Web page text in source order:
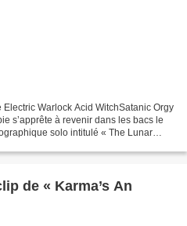
Warlock Acid WitchSatanic Orgy
s’apprête à revenir dans les bacs le
solo intitulé « The Lunar
de « Karma’s An